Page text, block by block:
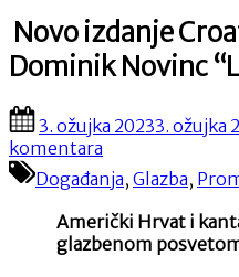
Novo izdanje
Dominik Novinc
Posted
on
3. ožujka 20233. ožujka
komentara
Novo
izdanje
Croatia
Recordsa
–
Događanja, Glazba,
Američki Hrvat i
glazbenom